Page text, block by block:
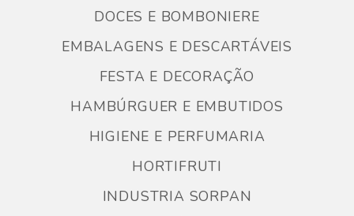
DOCES E BOMBONIERE
EMBALAGENS E DESCARTÁVEIS
FESTA E DECORAÇÃO
HAMBÚRGUER E EMBUTIDOS
HIGIENE E PERFUMARIA
HORTIFRUTI
INDUSTRIA SORPAN